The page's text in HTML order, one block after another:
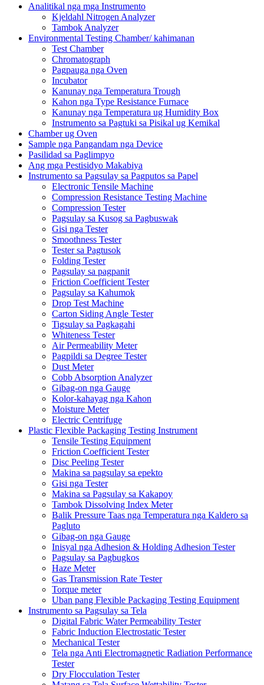
Analitikal nga mga Instrumento
Kjeldahl Nitrogen Analyzer
Tambok Analyzer
Environmental Testing Chamber/ kahimanan
Test Chamber
Chromatograph
Pagpauga nga Oven
Incubator
Kanunay nga Temperatura Trough
Kahon nga Type Resistance Furnace
Kanunay nga Temperatura ug Humidity Box
Instrumento sa Pagtuki sa Pisikal ug Kemikal
Chamber ug Oven
Sample nga Pangandam nga Device
Pasilidad sa Paglimpyo
Ang mga Pestisidyo Makabiya
Instrumento sa Pagsulay sa Pagputos sa Papel
Electronic Tensile Machine
Compression Resistance Testing Machine
Compression Tester
Pagsulay sa Kusog sa Pagbuswak
Gisi nga Tester
Smoothness Tester
Tester sa Pagtusok
Folding Tester
Pagsulay sa pagpanit
Friction Coefficient Tester
Pagsulay sa Kahumok
Drop Test Machine
Carton Siding Angle Tester
Tigsulay sa Pagkagahi
Whiteness Tester
Air Permeability Meter
Pagpildi sa Degree Tester
Dust Meter
Cobb Absorption Analyzer
Gibag-on nga Gauge
Kolor-kahayag nga Kahon
Moisture Meter
Electric Centrifuge
Plastic Flexible Packaging Testing Instrument
Tensile Testing Equipment
Friction Coefficient Tester
Disc Peeling Tester
Makina sa pagsulay sa epekto
Gisi nga Tester
Makina sa Pagsulay sa Kakapoy
Tambok Dissolving Index Meter
Balik Pressure Taas nga Temperatura nga Kaldero sa
Pagluto
Gibag-on nga Gauge
Inisyal nga Adhesion & Holding Adhesion Tester
Pagsulay sa Pagbugkos
Haze Meter
Gas Transmission Rate Tester
Torque meter
Uban pang Flexible Packaging Testing Equipment
Instrumento sa Pagsulay sa Tela
Digital Fabric Water Permeability Tester
Fabric Induction Electrostatic Tester
Mechanical Tester
Tela nga Anti Electromagnetic Radiation Performance
Tester
Dry Flocculation Tester